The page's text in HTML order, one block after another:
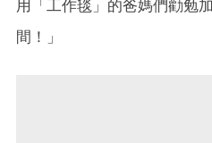
用「工作毯」的爸媽們勸勉
間！」